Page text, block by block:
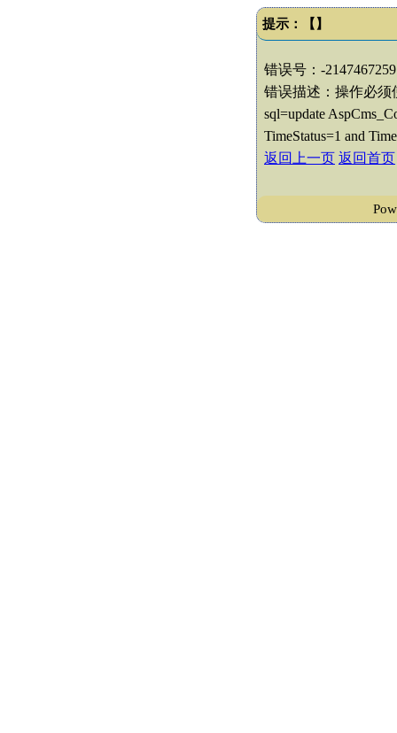
提示：【】
错误号：-2147467259
错误描述：操作必须
sql=update
TimeStatus=1 and
返回上一页 返回首页